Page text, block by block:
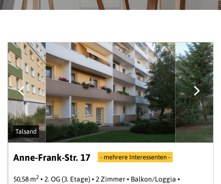
Talsand
Anne-Frank-Str. 17 - mehrere Interessenten -
50,58 m2 • 2. OG (3. Etage) • 2 Zimmer • Balkon/Loggia •